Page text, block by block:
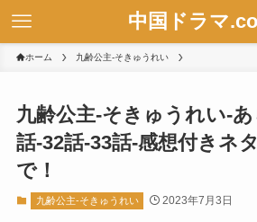
中国ドラマ
ホーム 九齢公主-そきゅうれい
九齢公主-そきゅうれい-
話-32話-33話-感想付きネ
で！
九齢公主-そきゅうれい 2023年7月3日